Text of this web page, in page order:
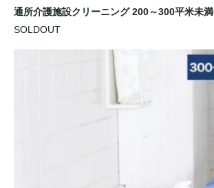
通所介護施設クリーニング 200～300平米未満
SOLDOUT